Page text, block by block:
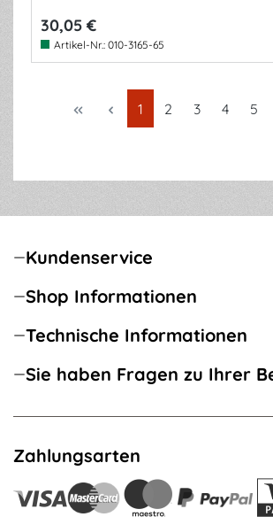
30,05 €
Artikel-Nr.: 010-3165-65
Seite
1 Seite
2 Seite
3 Seite
4 Seite
5
Kundenservice
Shop Informationen
Technische Informationen
Sie haben Fragen zu Ihrer
Zahlungsarten